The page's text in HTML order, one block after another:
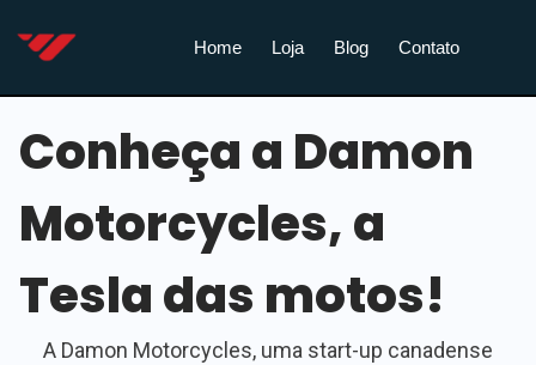
Home Loja Blog Contato
Conheça a Damon
Motorcycles, a
Tesla das motos!
A Damon Motorcycles, uma start-up canadense